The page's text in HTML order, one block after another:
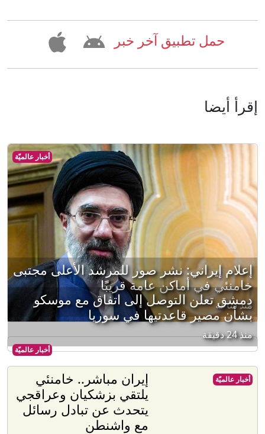
حمل تطبيق آخر خبر
إقرأ أيضا
أخبار عالميّة
إعلام إيراني: نشر صور للمرشد الأعلى مجتبى
خامنئي في أماكن عامة قريبًا
منذ ساعة
أخبار عالميّة
دمشق تعلن التوصل إلى اتفاق مع موسكو
بشأن مصير قاعدتيها في سوريا
منذ 24 دقيقة
إيران مباشر.. خامنئي
يلتقي بزشكيان وعراقجي
يتحدث عن تبادل رسائل
مع واشنطن
أخبار عالميّة